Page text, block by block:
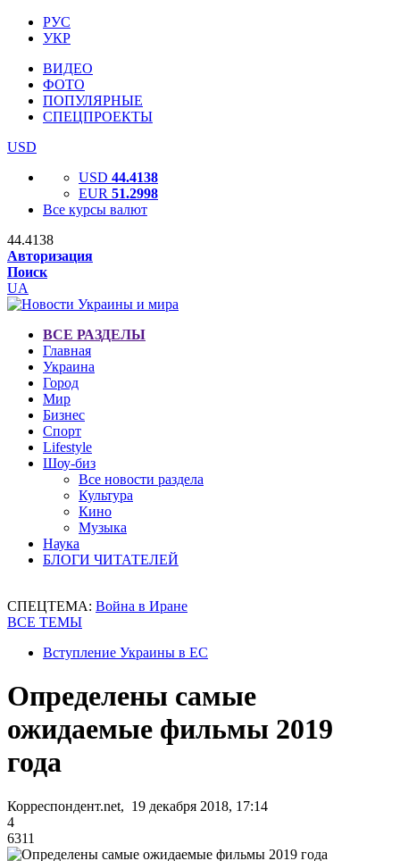
РУС
УКР
ВИДЕО
ФОТО
ПОПУЛЯРНЫЕ
СПЕЦПРОЕКТЫ
USD
USD 44.4138
EUR 51.2998
Все курсы валют
44.4138
Авторизация
Поиск
UA
ВСЕ РАЗДЕЛЫ
Главная
Украина
Город
Мир
Бизнес
Спорт
Lifestyle
Шоу-биз
Все новости раздела
Культура
Кино
Музыка
Наука
БЛОГИ ЧИТАТЕЛЕЙ
СПЕЦТЕМА: Война в Иране
ВСЕ ТЕМЫ
Вступление Украины в ЕС
Определены самые
ожидаемые фильмы 2019
года
Корреспондент.net, 19 декабря 2018, 17:14
4
6311